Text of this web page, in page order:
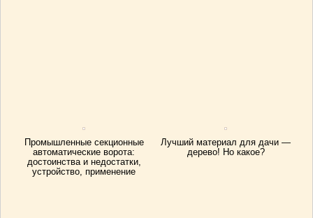
Промышленные секционные
автоматические ворота:
достоинства и недостатки,
устройство, применение
Лучший материал для дачи —
дерево! Но какое?